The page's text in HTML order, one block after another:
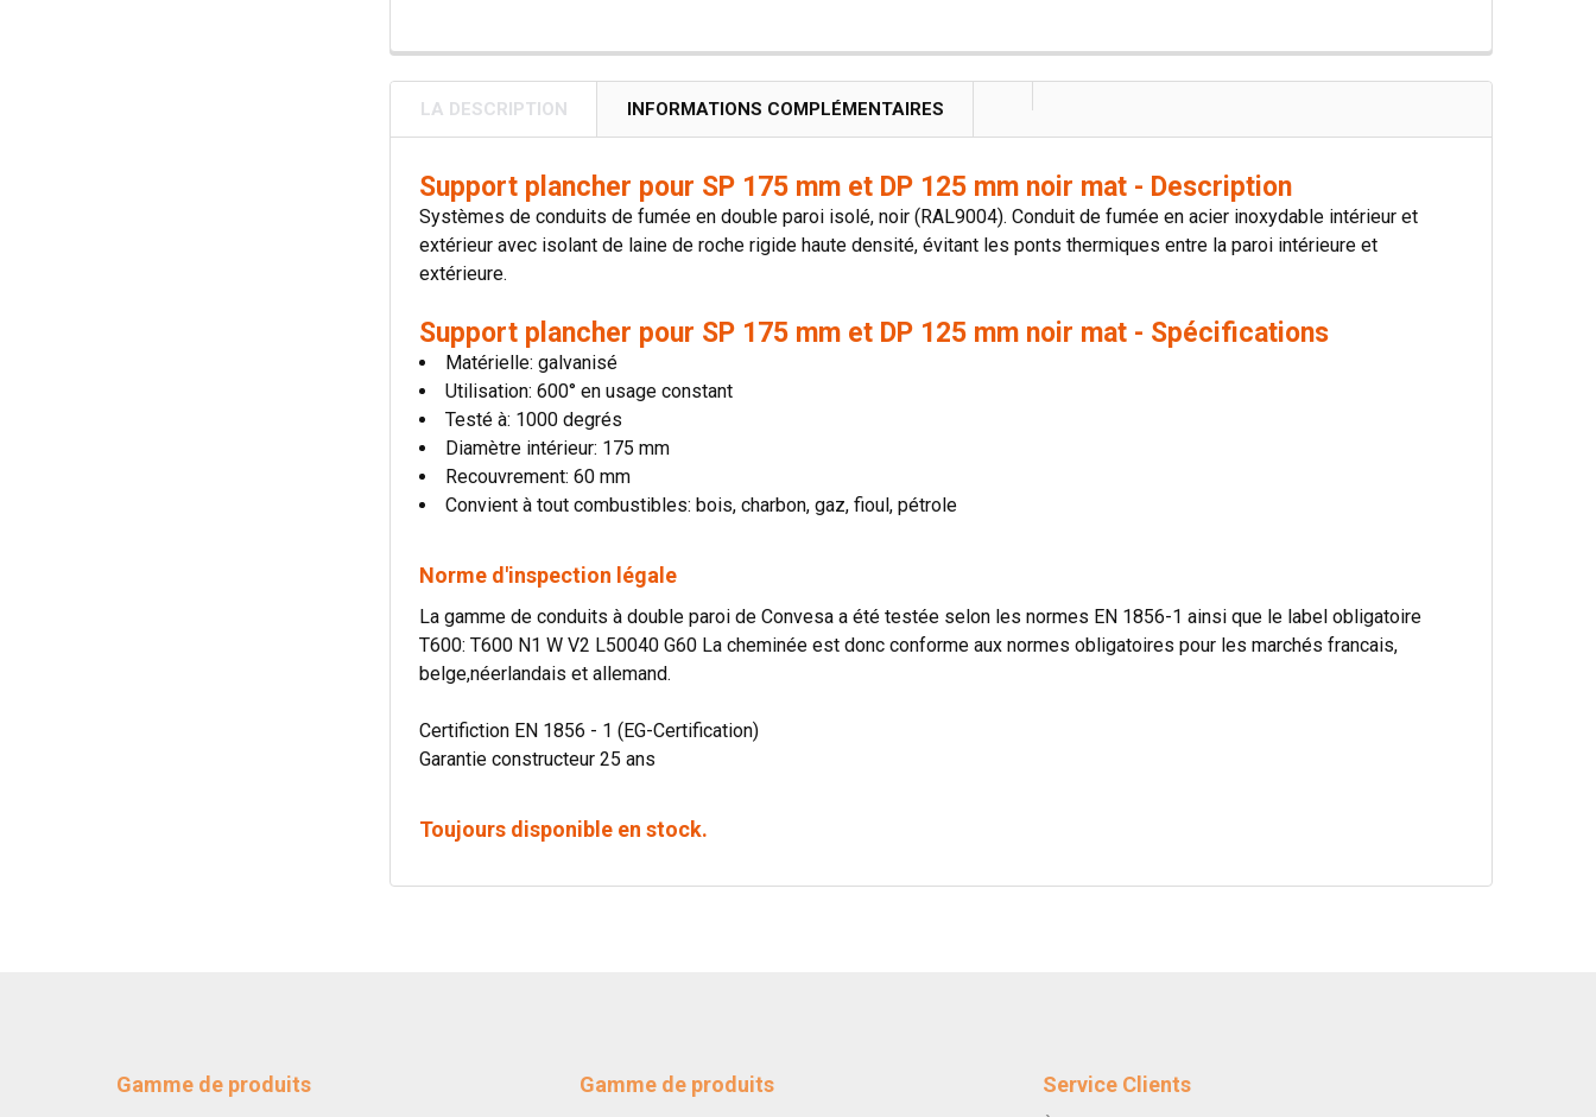
LA DESCRIPTION INFORMATIONS COMPLÉMENTAIRES
Support plancher pour SP 175 mm et DP 125 mm noir mat - Description
Systèmes de conduits de fumée en double paroi isolé, noir (RAL9004). Conduit de fumée en acier inoxydable intérieur et
extérieur avec isolant de laine de roche rigide haute densité, évitant les ponts thermiques entre la paroi intérieure et
extérieure.
Support plancher pour SP 175 mm et DP 125 mm noir mat - Spécifications
Matérielle: galvanisé
Utilisation: 600° en usage constant
Testé à: 1000 degrés
Diamètre intérieur: 175 mm
Recouvrement: 60 mm
Convient à tout combustibles: bois, charbon, gaz, fioul, pétrole
Norme d'inspection légale
La gamme de conduits à double paroi de Convesa a été testée selon les normes EN 1856-1 ainsi que le label obligatoire
T600: T600 N1 W V2 L50040 G60 La cheminée est donc conforme aux normes obligatoires pour les marchés francais,
belge,néerlandais et allemand.
Certifiction EN 1856 - 1 (EG-Certification)
Garantie constructeur 25 ans
Toujours disponible en stock.
Gamme de produits Gamme de produits Service Clients